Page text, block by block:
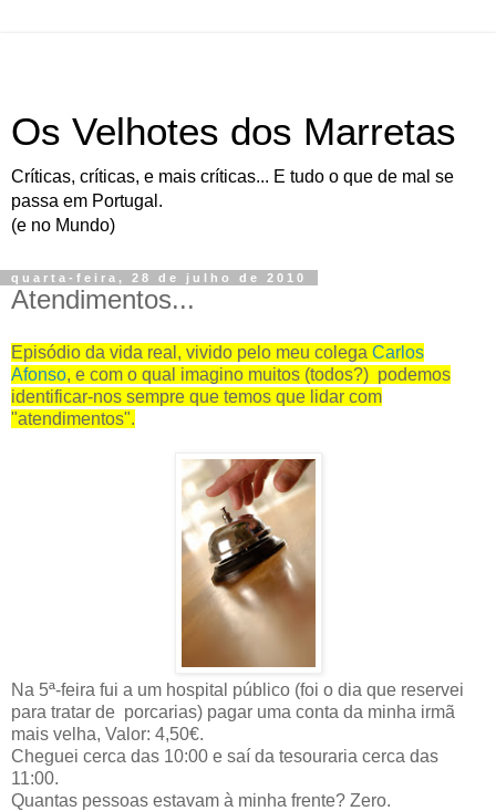
Os Velhotes dos Marretas
Críticas, críticas, e mais críticas... E tudo o que de mal se
passa em Portugal.
(e no Mundo)
quarta-feira, 28 de julho de 2010
Atendimentos...
Episódio da vida real, vivido pelo meu colega Carlos
Afonso, e com o qual imagino muitos (todos?) podemos
identificar-nos sempre que temos que lidar com
"atendimentos".
Na 5ª-feira fui a um hospital público (foi o dia que reservei
para tratar de porcarias) pagar uma conta da minha irmã
mais velha, Valor: 4,50€.
Cheguei cerca das 10:00 e saí da tesouraria cerca das
11:00.
Quantas pessoas estavam à minha frente? Zero.